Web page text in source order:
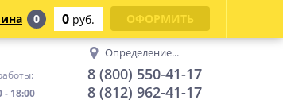
- 18:00
Определение...
8 (800) 550-41-17
8 (812) 962-41-17
0 0 руб. ОФОРМИТЬ